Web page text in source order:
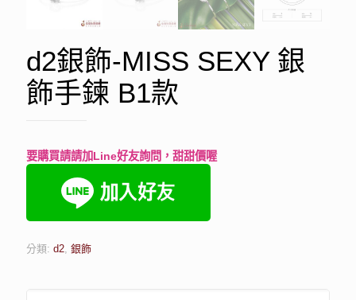
d2銀飾-MISS SEXY 銀
飾手鍊 B1款
要購買請請加Line好友詢問，甜甜價喔
分類: d2, 銀飾